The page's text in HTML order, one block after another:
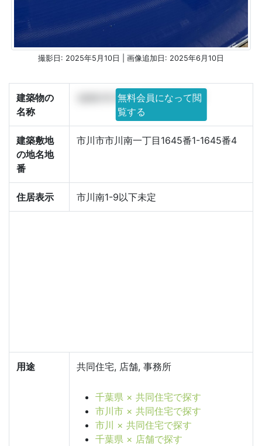
撮影日: 2025年5月10日 | 画像追加日: 2025年6月10日
建築物の
名称
(仮称)市川南1-9計画 新築工事
無料会員になって閲
覧する
建築敷地
の地名地
番
市川市市川南一丁目1645番1-1645番4
住居表示 市川南1-9以下未定
用途 共同住宅, 店舗, 事務所
千葉県 × 共同住宅で探す
市川市 × 共同住宅で探す
市川 × 共同住宅で探す
千葉県 × 店舗で探す